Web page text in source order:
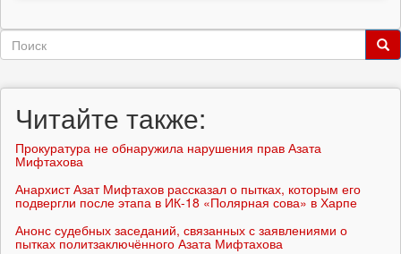
Форма
Читайте также:
Прокуратура не обнаружила нарушения прав Азата
Мифтахова
Анархист Азат Мифтахов рассказал о пытках, которым его
подвергли после этапа в ИК-18 «Полярная сова» в Харпе
Анонс судебных заседаний, связанных с заявлениями о
пытках политзаключённого Азата Мифтахова